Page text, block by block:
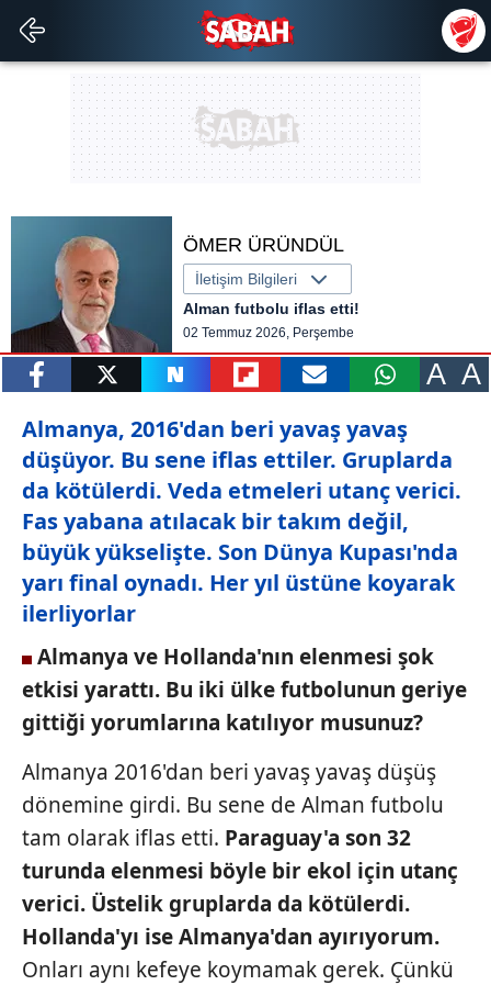
ÖMER ÜRÜNDÜL
İletişim Bilgileri
Alman futbolu iflas etti!
02 Temmuz 2026, Perşembe
gönder
A A
Almanya, 2016'dan beri yavaş yavaş
düşüyor. Bu sene iflas ettiler. Gruplarda
da kötülerdi. Veda etmeleri utanç verici.
Fas yabana atılacak bir takım değil,
büyük yükselişte. Son Dünya Kupası'nda
yarı final oynadı. Her yıl üstüne koyarak
ilerliyorlar
Almanya ve Hollanda'nın elenmesi şok
etkisi yarattı. Bu iki ülke futbolunun geriye
gittiği yorumlarına katılıyor musunuz?
Almanya 2016'dan beri yavaş yavaş düşüş
dönemine girdi. Bu sene de Alman futbolu
tam olarak iflas etti. Paraguay'a son 32
turunda elenmesi böyle bir ekol için utanç
verici. Üstelikgruplarda da kötülerdi.
Hollanda'yı iseAlmanya'dan ayırıyorum.
Onları aynı kefeye koymamak gerek. Çünkü